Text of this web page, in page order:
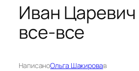
Иван Царевич
все-все
НаписаноОльга Шакировав